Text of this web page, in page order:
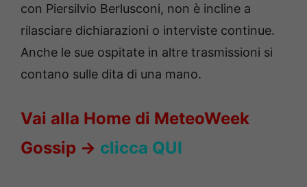
con Piersilvio Berlusconi, non è incline a
rilasciare dichiarazioni o interviste continue.
Anche le sue ospitate in altre trasmissioni si
contano sulle dita di una mano.
Vai alla Home di MeteoWeek
Gossip -> clicca QUI